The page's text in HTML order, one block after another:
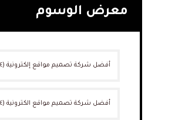
معرض الوسوم
أفضل شركة تصميم مواقع إلكترونية(٤)
أفضل شركة تصميم مواقع الكترونية(٤)